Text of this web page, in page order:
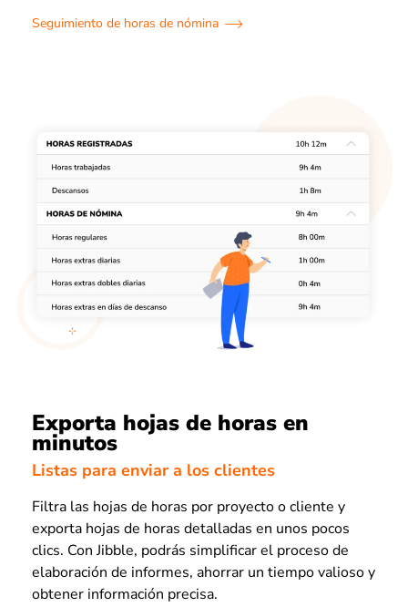
Seguimiento de horas de nómina
Exporta hojas de horas en
minutos
Listas para enviar a los clientes
Filtra las hojas de horas por proyecto o cliente y
exporta hojas de horas detalladas en unos pocos
clics. Con Jibble, podrás simplificar el proceso de
elaboración de informes, ahorrar un tiempo valioso y
obtener información precisa.